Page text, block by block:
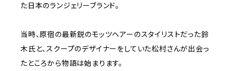
た日本のランジェリーブランド。
当時、原宿の最新鋭のモッツヘアーのスタイリストだった鈴
木氏と、スクープのデザイナーをしていた松村さんが出会っ
たところから物語は始まります。